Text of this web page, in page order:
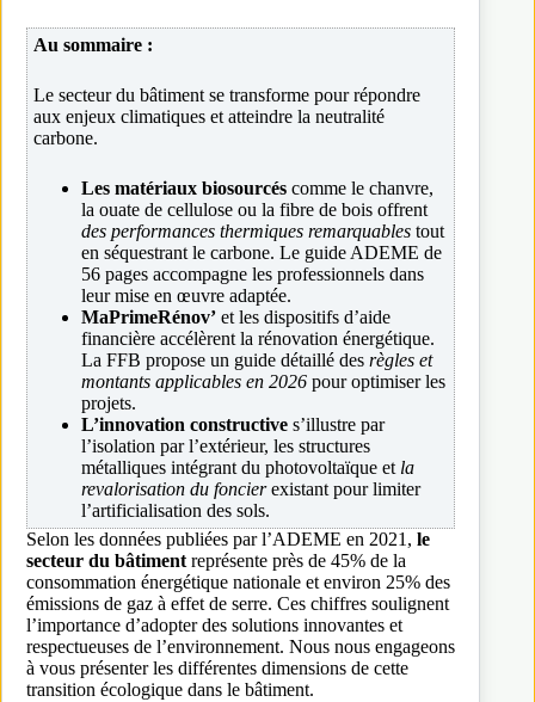
Au sommaire :
Le secteur du bâtiment se transforme pour répondre
aux enjeux climatiques et atteindre la neutralité
carbone.
Les matériaux biosourcés comme le chanvre,
la ouate de cellulose ou la fibre de bois offrent
des performances thermiques remarquables tout
en séquestrant le carbone. Le guide ADEME de
56 pages accompagne les professionnels dans
leur mise en œuvre adaptée.
MaPrimeRénov’ et les dispositifs d’aide
financière accélèrent la rénovation énergétique.
La FFB propose un guide détaillé des règles et
montants applicables en 2026 pour optimiser les
projets.
L’innovation constructive s’illustre par
l’isolation par l’extérieur, les structures
métalliques intégrant du photovoltaïque et la
revalorisation du foncierexistant pour limiter
l’artificialisation des sols.
Selon les données publiées par l’ADEME en 2021, le
secteur du bâtiment représente près de 45% de la
consommation énergétique nationale et environ 25% des
émissions de gaz à effet de serre. Ces chiffres soulignent
l’importance d’adopter des solutions innovantes et
respectueuses de l’environnement. Nous nous engageons
à vous présenter les différentes dimensions de cette
transition écologique dans le bâtiment.